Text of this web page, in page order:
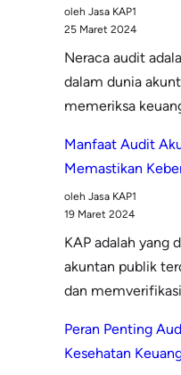
oleh Jasa KAP1
25 Maret 2024
Neraca audit
dalam dunia
memeriksa
Manfaat Audit
Memastikan
oleh Jasa KAP1
19 Maret 2024
KAP adalah yang
akuntan publik
dan
Peran Penting
Kesehatan